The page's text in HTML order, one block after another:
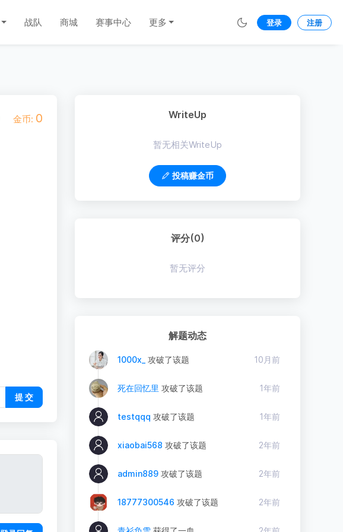
战队 商城 赛事中心 更多 登录 注册
金币: 0
提 交
WriteUp
暂无相关WriteUp
投稿赚金币
评分(0)
暂无评分
解题动态
1000x_ 攻破了该题 10月前
死在回忆里 攻破了该题 1年前
testqqq 攻破了该题 1年前
xiaobai568 攻破了该题 2年前
admin889 攻破了该题 2年前
18777300546 攻破了该题 2年前